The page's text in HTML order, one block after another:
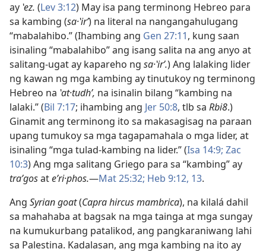
ay ʽez. (Lev 3:12) May isa pang terminong Hebreo para
sa kambing (sa·ʽirʹ) na literal na nangangahulugang
“mabalahibo.” (Ihambing ang Gen 27:11, kung saan
isinaling “mabalahibo” ang isang salita na ang anyo at
salitang-ugat ay kapareho ng sa·ʽirʹ.) Ang lalaking lider
ng kawan ng mga kambing ay tinutukoy ng terminong
Hebreo na ʽat·tudhʹ, na isinalin bilang “kambing na
lalaki.” (Bil 7:17; ihambing ang Jer 50:8, tlb sa Rbi8.)
Ginamit ang terminong ito sa makasagisag na paraan
upang tumukoy sa mga tagapamahala o mga lider, at
isinaling “mga tulad-kambing na lider.” (Isa 14:9; Zac
10:3) Ang mga salitang Griego para sa “kambing” ay
traʹgosateʹri·phos.​—Mat 25:32; Heb 9:12, 13.
Ang Syrian goat(Capra hircus mambrica), na kilalá dahil
sa mahahaba at bagsak na mga tainga at mga sungay
na kumukurbang patalikod, ang pangkaraniwang lahi
sa Palestina. Kadalasan, ang mga kambing na ito ay